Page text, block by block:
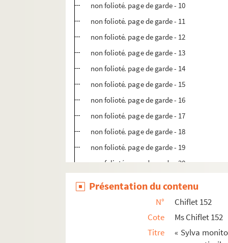
non folioté. page de garde - 10
non folioté. page de garde - 11
non folioté. page de garde - 12
non folioté. page de garde - 13
non folioté. page de garde - 14
non folioté. page de garde - 15
non folioté. page de garde - 16
non folioté. page de garde - 17
non folioté. page de garde - 18
non folioté. page de garde - 19
non folioté. page de garde - 20
Ms Chiflet 153. Répertoire philologique,
Ms Chiflet 154. Jo. Jac. Chifletii de cruce
Présentation du contenu
N°
Chiflet 152
Cote
Ms Chiflet 152
Titre
« Sylva